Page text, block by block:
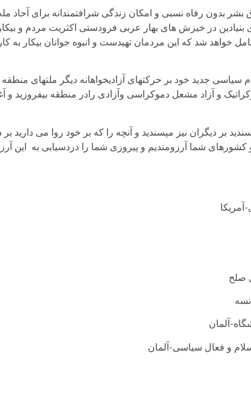
بدون رفاه نسبی و امکان زندگی شرافتمندانه برای
در خیزش های بهار عربی فرودستی اکثریت مردم و
خواهد شد که این مردمان تهیدست و انبوه جوانان بیکار به
سیاسی جدید خود بر حرکتهای آزادیخواهانه دیگر ملتهای
و آزاد مشعل دموکراسی وآزادی رادر منطقه بیفروزید و
بر دیگران نیز مپسندید و آنچه را که بر خود روا می دارید بر
کشورهای شما آرزومندیم و پیروزی شما را دردسیابی به این
صلح
آلمان
و فعال سیاسی-آلمان